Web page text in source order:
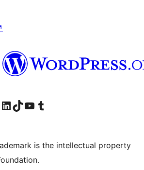
al Facebook
nostre compte d'Instagram
Visiteu el nostre compte de LinkedIn
Visiteu el nostre compte de TikTok
Visiteu el nostre canal al YouTube
Visiteu el nostre compte de Tumblr
is the intellectual property